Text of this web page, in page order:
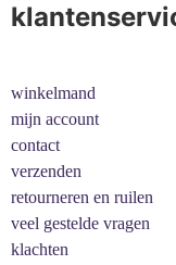
winkelmand
mijn account
contact
verzenden
retourneren en ruilen
veel gestelde vragen
klachten